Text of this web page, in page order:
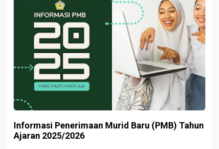
Informasi Penerimaan Murid Baru (PMB) Tahun
Ajaran 2025/2026